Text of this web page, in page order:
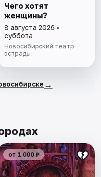
Чего хотят
женщины?
8 августа 2026 •
суббота
Новосибирский театр
эстрады
→
от 1 000 ₽